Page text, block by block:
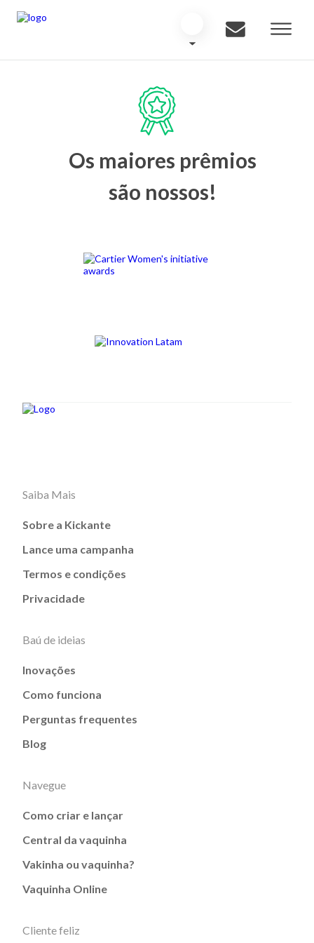
Os maiores prêmios
são nossos!
Saiba Mais
Sobre a Kickante
Lance uma campanha
Termos e condições
Privacidade
Baú de ideias
Inovações
Como funciona
Perguntas frequentes
Blog
Navegue
Como criar e lançar
Central da vaquinha
Vakinha ou vaquinha?
Vaquinha Online
Cliente feliz